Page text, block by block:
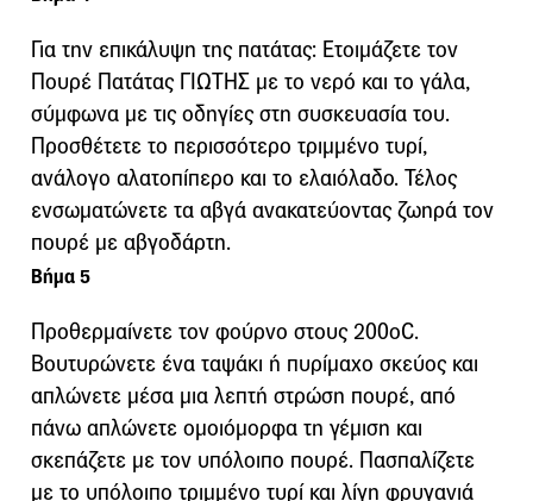
Για την επικάλυψη της πατάτας: Ετοιμάζετε τον
Πουρέ Πατάτας ΓΙΩΤΗΣ με το νερό και το γάλα,
σύμφωνα με τις οδηγίες στη συσκευασία του.
Προσθέτετε το περισσότερο τριμμένο τυρί,
ανάλογο αλατοπίπερο και το ελαιόλαδο. Τέλος
ενσωματώνετε τα αβγά ανακατεύοντας ζωηρά τον
πουρέ με αβγοδάρτη.
Βήμα 5
Προθερμαίνετε τον φούρνο στους 200οC.
Βουτυρώνετε ένα ταψάκι ή πυρίμαχο σκεύος και
απλώνετε μέσα μια λεπτή στρώση πουρέ, από
πάνω απλώνετε ομοιόμορφα τη γέμιση και
σκεπάζετε με τον υπόλοιπο πουρέ. Πασπαλίζετε
με το υπόλοιπο τριμμένο τυρί και λίγη φρυγανιά